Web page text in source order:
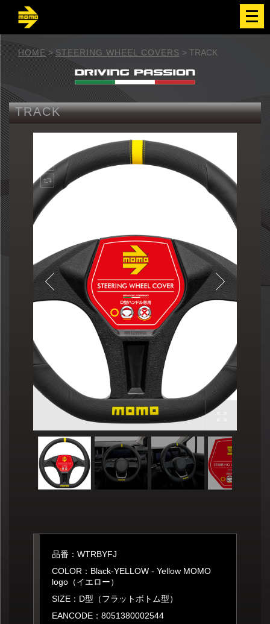
メ
ニ
ュ
ー
HOME>STEERING WHEEL COVERS > TRACK
TRACK
品番：WTRBYFJ
COLOR：Black-YELLOW - Yellow MOMO
logo（イエロー）
SIZE：D型（フラットボトム型）
EANCODE：8051380002544